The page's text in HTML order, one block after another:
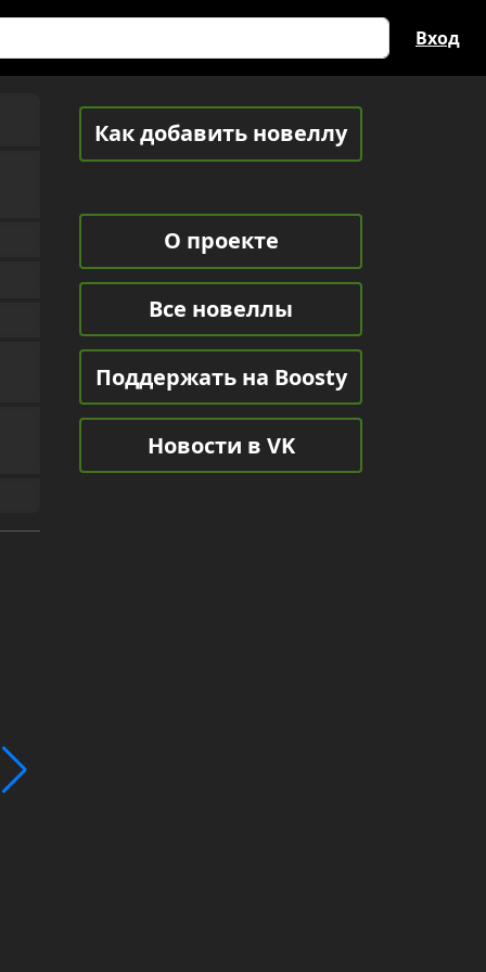
Вход
Как добавить новеллу
О проекте
Все новеллы
Поддержать на Boosty
Новости в VK